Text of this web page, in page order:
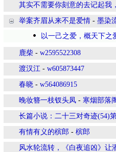
其实不需要你刻意的去记起我
举案齐眉从来不是爱情 - 墨染
以一己之爱，概天下之
鹿柴 - w2595522308
渡汉江 - w605873447
春晓 - w564086915
晚妆簪一枝钗头凤 - 寒烟部落
长篇小说：二十三对奇迹(54)
有情有义的槟郎 - 槟郎
风水轮流转，《白夜追凶》让